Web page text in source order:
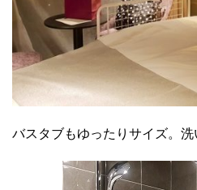
バスタブもゆったりサイズ。洗